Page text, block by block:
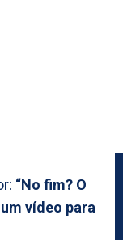
“No fim? O
vídeo para